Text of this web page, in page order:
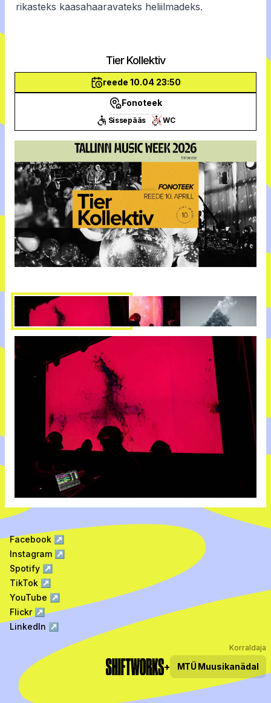
rikasteks kaasahaaravateks heliilmadeks.
Tier Kollektiv
reede 10.04 23:50
Fonoteek
Sissepääs WC
Facebook ↗
Instagram ↗
Spotify ↗
TikTok ↗
YouTube ↗
Flickr↗
LinkedIn ↗
Korraldaja
+ MTÜ Muusikanädal